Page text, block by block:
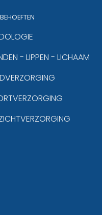
- LIPPEN - LICHAAM